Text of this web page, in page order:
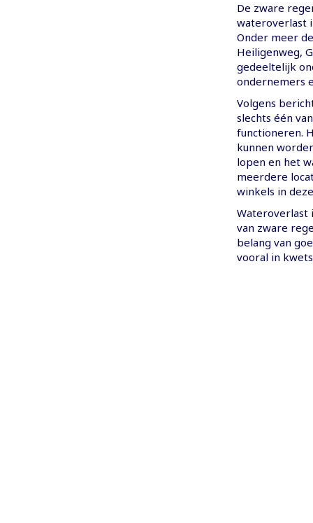
De zware
wateroverlast
Onder meer
Heiligenweg,
gedeeltelijk
ondernemers
Volgens
slechts één
functioneren.
kunnen
lopen en het
meerdere
winkels in
Wateroverlast
van zware
belang van
vooral in